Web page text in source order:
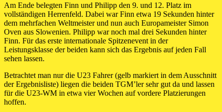
Am Ende belegten Finn und Philipp den 9. und 12. Platz im
vollständigen Herrenfeld. Dabei war Finn etwa 19 Sekunden hinter
dem mehrfachen Weltmeister und nun auch Europameister Simon
Oven aus Slowenien. Philipp war noch mal drei Sekunden hinter
Finn. Für das erste internationale Spitzenevent in der
Leistungsklasse der beiden kann sich das Ergebnis auf jeden Fall
sehen lassen.
Betrachtet man nur die U23 Fahrer (gelb markiert in dem Ausschnitt
der Ergebnisliste) liegen die beiden TGM’ler sehr gut da und lassen
für die U23-WM in etwa vier Wochen auf vordere Platzierungen
hoffen.